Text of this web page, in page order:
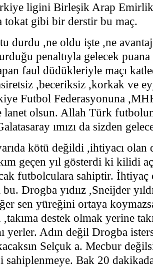
ligini Birleşik Arap
tokat gibi bir derstir bu maç.
durdu ,ne oldu işte ,ne
penaltıyla gelecek
faul düdükleriyle maçı
,beceriksiz ,korkak ve
Futbol Federasyonuna
lanet olsun. Allah Türk
ımızı da sizden
kötü değildi ,ihtiyacı olan
geçen yıl gösterdi ki kilidi
futbolculara sahiptir.
Drogba yıdıız ,Sneijder
sen yüreğini ortaya
,takıma destek olmak yerine
yerler. Adın değil Drogba
Selçuk a. Mecbur
sahiplenmeye. Bak 20